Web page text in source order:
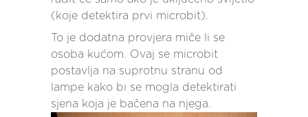
(koje detektira prvi microbit).
To je dodatna provjera miče li se
osoba kućom. Ovaj se microbit
postavlja na suprotnu stranu od
lampe kako bi se mogla detektirati
sjena koja je bačena na njega.